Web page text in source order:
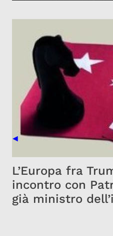
Previous Slide
◀
L’Europa fra
incontro con
già ministro